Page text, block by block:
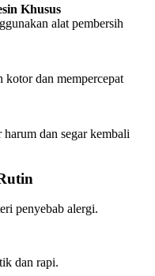
Khusus
alat pembersih
kotor dan mempercepat
dan segar kembali
penyebab alergi.
dan rapi.